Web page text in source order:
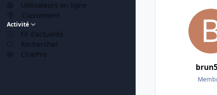
Utilisateurs en ligne
Classement
Activité
Fil d'actualité
Rechercher
ChatPro